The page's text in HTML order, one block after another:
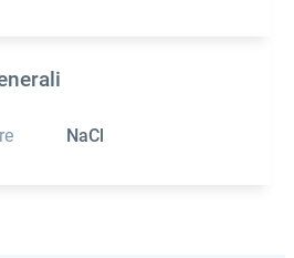
NaCl